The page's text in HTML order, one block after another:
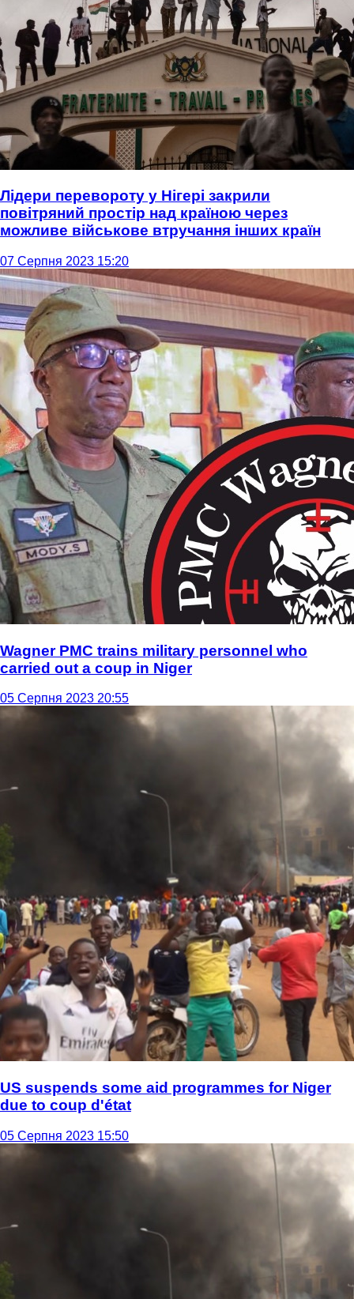
Лідери перевороту у Нігері закрили
повітряний простір над країною через
можливе військове втручання інших країн
07 Серпня 2023 15:20
Wagner PMC trains military personnel who
carried out a coup in Niger
05 Серпня 2023 20:55
US suspends some aid programmes for Niger
due to coup d'état
05 Серпня 2023 15:50